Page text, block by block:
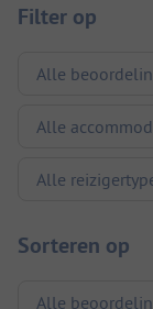
Filter op
Sorteren op